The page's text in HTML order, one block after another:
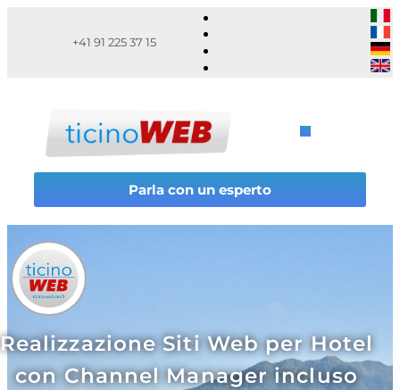
+41 91 225 37 15
Parla con un esperto
Realizzazione Siti Web per Hotel
con Channel Manager incluso